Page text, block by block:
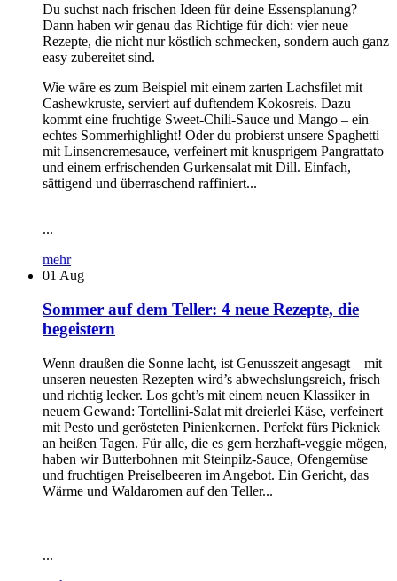
Du suchst nach frischen Ideen für deine Essensplanung?
Dann haben wir genau das Richtige für dich: vier neue
Rezepte, die nicht nur köstlich schmecken, sondern auch ganz
easy zubereitet sind.
Wie wäre es zum Beispiel mit einem zarten Lachsfilet mit
Cashewkruste, serviert auf duftendem Kokosreis. Dazu
kommt eine fruchtige Sweet-Chili-Sauce und Mango – ein
echtes Sommerhighlight! Oder du probierst unsere Spaghetti
mit Linsencremesauce, verfeinert mit knusprigem Pangrattato
und einem erfrischenden Gurkensalat mit Dill. Einfach,
sättigend und überraschend raffiniert...
...
mehr
01 Aug
Sommer auf dem Teller: 4 neue Rezepte, die
begeistern
Wenn draußen die Sonne lacht, ist Genusszeit angesagt – mit
unseren neuesten Rezepten wird’s abwechslungsreich, frisch
und richtig lecker. Los geht’s mit einem neuen Klassiker in
neuem Gewand: Tortellini-Salat mit dreierlei Käse, verfeinert
mit Pesto und gerösteten Pinienkernen. Perfekt fürs Picknick
an heißen Tagen. Für alle, die es gern herzhaft-veggie mögen,
haben wir Butterbohnen mit Steinpilz-Sauce, Ofengemüse
und fruchtigen Preiselbeeren im Angebot. Ein Gericht, das
Wärme und Waldaromen auf den Teller...
...